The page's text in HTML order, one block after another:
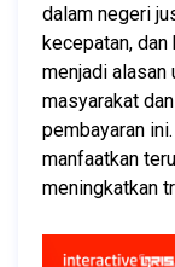
dalam negeri
kecepatan, dan
menjadi alasan
masyarakat
pembayaran
manfaatkan
meningkatkan